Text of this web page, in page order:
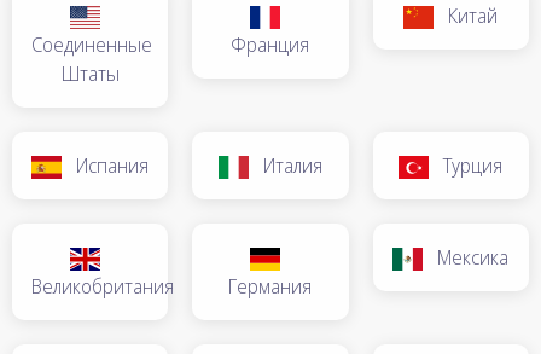
Соединенные
Штаты
Франция
Китай
Испания Италия Турция
Великобритания Германия
Мексика